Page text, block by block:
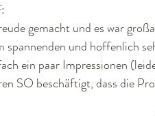
gemacht und es war
und hoffenlich
ein paar Impressionen
SO beschäftigt, dass die